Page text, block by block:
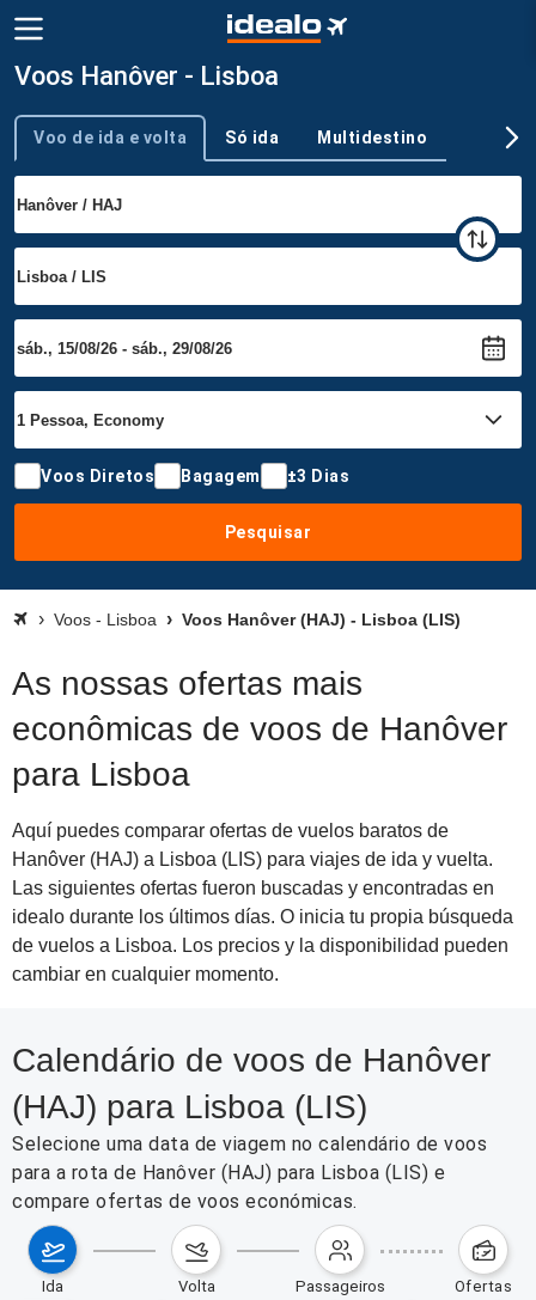
Voos Hanôver - Lisboa
Tipo de viagem
Voo de ida e volta Só ida Multidestino
Voos Diretos Bagagem ±3 Dias
Pesquisar
Voos - Lisboa Voos Hanôver (HAJ) - Lisboa (LIS)
As nossas ofertas mais
econômicas de voos de Hanôver
para Lisboa
Aquí puedes comparar ofertas de vuelos baratos de
Hanôver (HAJ) a Lisboa (LIS) para viajes de ida y vuelta.
Las siguientes ofertas fueron buscadas y encontradas en
idealo durante los últimos días. O inicia tu propia búsqueda
de vuelos a Lisboa. Los precios y la disponibilidad pueden
cambiar en cualquier momento.
Calendário de voos de Hanôver
(HAJ) para Lisboa (LIS)
Selecione uma data de viagem no calendário de voos
para a rota de Hanôver (HAJ) para Lisboa (LIS) e
compare ofertas de voos económicas.
ida volta passageiros ofertas